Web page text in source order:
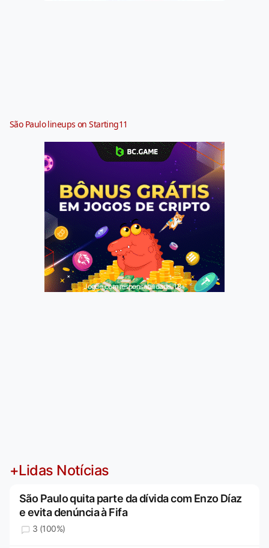
São Paulo lineups on Starting11
Jogue com responsabilidade. 18+
+Lidas Notícias
São Paulo quita parte da dívida com Enzo Díaz
e evita denúncia à Fifa
3 (100%)